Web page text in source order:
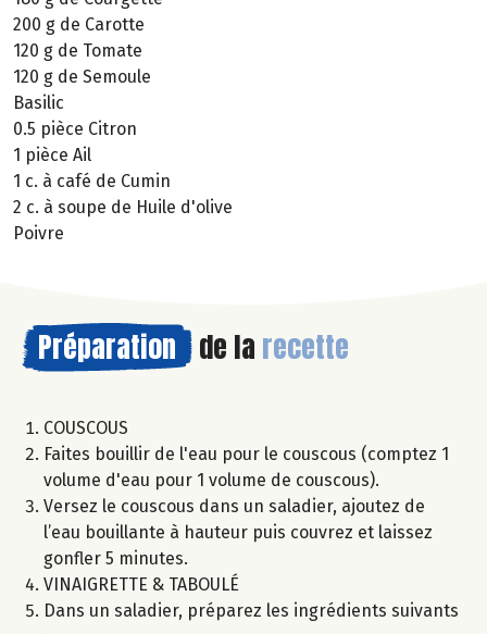
200 g de Carotte
120 g de Tomate
120 g de Semoule
Basilic
0.5 pièce Citron
1 pièce Ail
1 c. à café de Cumin
2 c. à soupe de Huile d'olive
Poivre
Préparation de la recette
COUSCOUS
Faites bouillir de l'eau pour le couscous (comptez 1
volume d'eau pour 1 volume de couscous).
Versez le couscous dans un saladier, ajoutez de
l’eau bouillante à hauteur puis couvrez et laissez
gonfler 5 minutes.
VINAIGRETTE & TABOULÉ
Dans un saladier, préparez les ingrédients suivants